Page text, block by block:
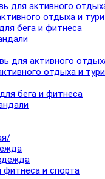
для активного
отдыха и
бега и фитнеса
для активного
отдыха и
бега и фитнеса
и спорта